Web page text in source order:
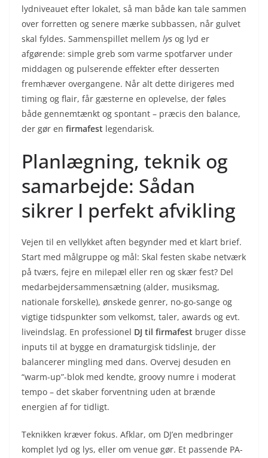
lydniveauet efter lokalet, så man både kan tale sammen
over forretten og senere mærke subbassen, når gulvet
skal fyldes. Sammenspillet mellem lys og lyd er
afgørende: simple greb som varme spotfarver under
middagen og pulserende effekter efter desserten
fremhæver overgangene. Når alt dette dirigeres med
timing og flair, får gæsterne en oplevelse, der føles
både gennemtænkt og spontant – præcis den balance,
der gør en firmafest legendarisk.
Planlægning, teknik og
samarbejde: Sådan
sikrer I perfekt afvikling
Vejen til en vellykket aften begynder med et klart brief.
Start med målgruppe og mål: Skal festen skabe netværk
på tværs, fejre en milepæl eller ren og skær fest? Del
medarbejdersammensætning (alder, musiksmag,
nationale forskelle), ønskede genrer, no-go-sange og
vigtige tidspunkter som velkomst, taler, awards og evt.
liveindslag. En professionel DJ til firmafest bruger disse
inputs til at bygge en dramaturgisk tidslinje, der
balancerer mingling med dans. Overvej desuden en
“warm-up”-blok med kendte, groovy numre i moderat
tempo – det skaber forventning uden at brænde
energien af for tidligt.
Teknikken kræver fokus. Afklar, om DJ’en medbringer
komplet lyd og lys, eller om venue gør. Et passende PA-